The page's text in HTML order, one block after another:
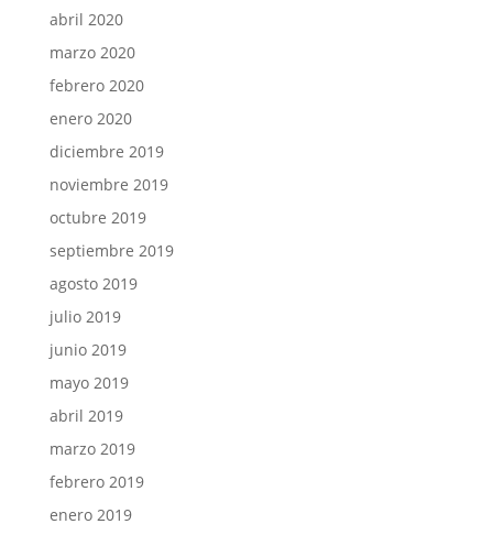
abril 2020
marzo 2020
febrero 2020
enero 2020
diciembre 2019
noviembre 2019
octubre 2019
septiembre 2019
agosto 2019
julio 2019
junio 2019
mayo 2019
abril 2019
marzo 2019
febrero 2019
enero 2019